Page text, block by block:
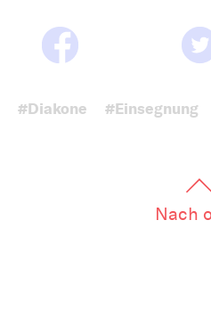
#Diakone #Einsegnung
Nach